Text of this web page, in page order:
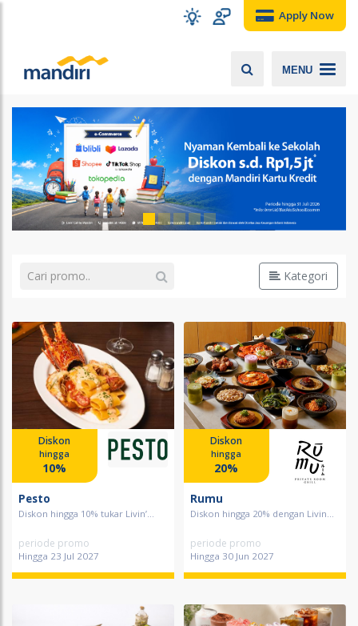
Apply Now
MENU
Kategori
Diskon
hingga
10%
Pesto
Diskon hingga 10% tukar Livin’...
periode promo
Hingga 23 Jul 2027
Diskon
hingga
20%
Rumu
Diskon hingga 20% dengan Livin...
periode promo
Hingga 30 Jun 2027